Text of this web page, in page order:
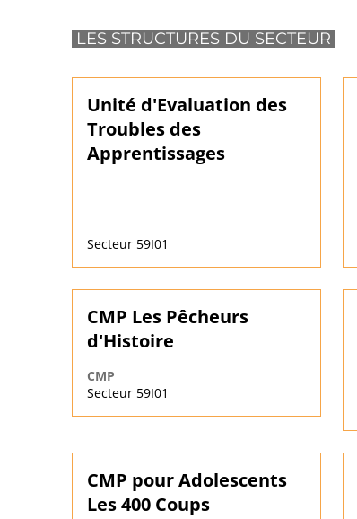
LES STRUCTURES DU SECTEUR
Unité d'Evaluation des
Troubles des
Apprentissages
Secteur 59I01
CMP Les Pêcheurs
d'Histoire
CMP
Secteur 59I01
CMP pour Adolescents
Les 400 Coups